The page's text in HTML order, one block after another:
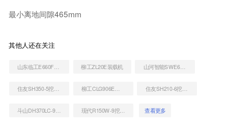
最小离地间隙465mm
其他人还在关注
柳工ZL20E装载机 山河智能SWE60E挖掘机
现代R150W-9挖掘机 查看更多